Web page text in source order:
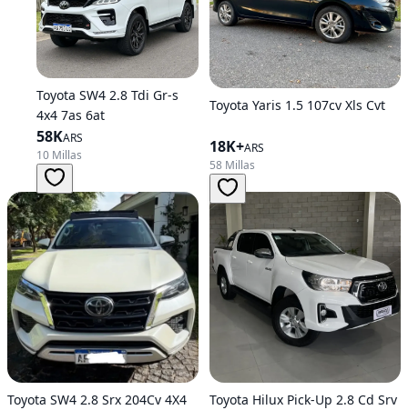
Toyota SW4 2.8 Tdi Gr-s
4x4 7as 6at
58KARS
10 Millas
Toyota Yaris 1.5 107cv Xls Cvt
18K+ARS
58 Millas
Toyota SW4 2.8 Srx 204Cv 4X4
Toyota Hilux Pick-Up 2.8 Cd Srv